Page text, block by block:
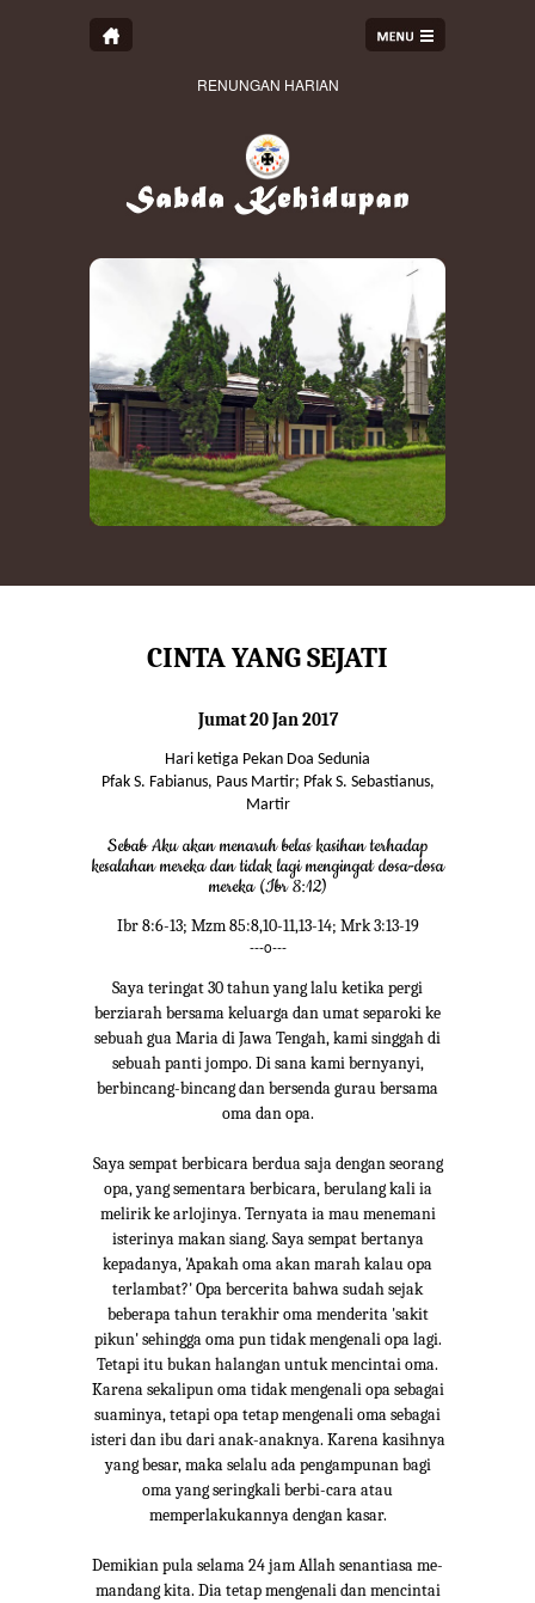
RENUNGAN HARIAN
CINTA YANG SEJATI
Jumat 20 Jan 2017
Hari ketiga Pekan Doa Sedunia
Pfak S. Fabianus, Paus Martir; Pfak S. Sebastianus,
Martir
Sebab Aku akan menaruh belas kasihan terhadap
kesalahan mereka dan tidak lagi mengingat dosa-dosa
mereka (Ibr 8:12)
Ibr 8:6-13; Mzm 85:8,10-11,13-14; Mrk 3:13-19
---o---
Saya teringat 30 tahun yang lalu ketika pergi
berziarah bersama keluarga dan umat separoki ke
sebuah gua Maria di Jawa Tengah, kami singgah di
sebuah panti jompo. Di sana kami bernyanyi,
berbincang-bincang dan bersenda gurau bersama
oma dan opa.
Saya sempat berbicara berdua saja dengan seorang
opa, yang sementara berbicara, berulang kali ia
melirik ke arlojinya. Ternyata ia mau menemani
isterinya makan siang. Saya sempat bertanya
kepadanya, 'Apakah oma akan marah kalau opa
terlambat?' Opa bercerita bahwa sudah sejak
beberapa tahun terakhir oma menderita 'sakit
pikun' sehingga oma pun tidak mengenali opa lagi.
Tetapi itu bukan halangan untuk mencintai oma.
Karena sekalipun oma tidak mengenali opa sebagai
suaminya, tetapi opa tetap mengenali oma sebagai
isteri dan ibu dari anak-anaknya. Karena kasihnya
yang besar, maka selalu ada pengampunan bagi
oma yang seringkali berbi-cara atau
memperlakukannya dengan kasar.
Demikian pula selama 24 jam Allah senantiasa me-
mandang kita. Dia tetap mengenali dan mencintai